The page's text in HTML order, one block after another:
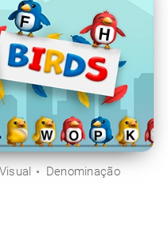
Denominação